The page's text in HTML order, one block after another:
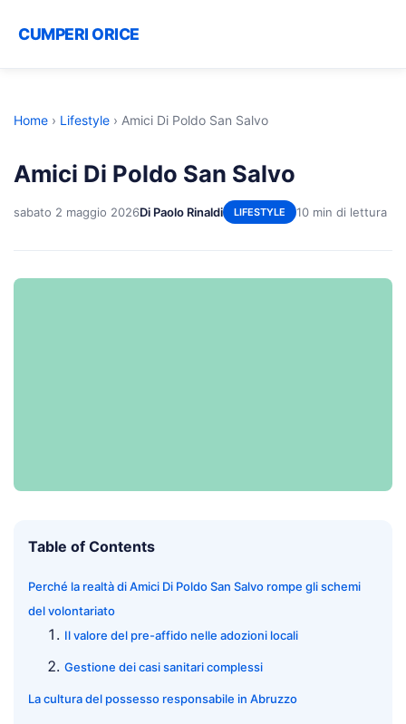
CUMPERI ORICE
Home › Lifestyle › Amici Di Poldo San Salvo
Amici Di Poldo San Salvo
sabato 2 maggio 2026Di Paolo Rinaldi LIFESTYLE 10 min di lettura
Table of Contents
Perché la realtà di Amici Di Poldo San Salvo rompe gli schemi
del volontariato
Il valore del pre-affido nelle adozioni locali
Gestione dei casi sanitari complessi
La cultura del possesso responsabile in Abruzzo